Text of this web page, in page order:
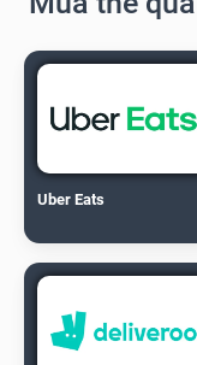
Uber Eats